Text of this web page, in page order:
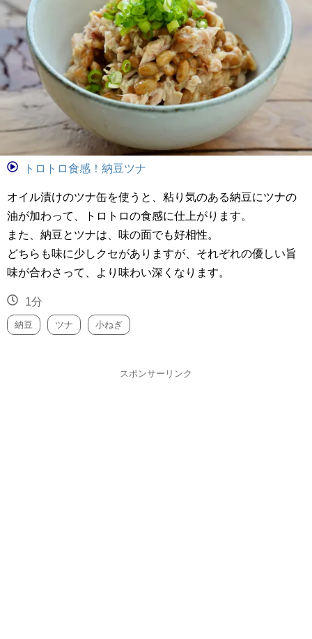
トロトロ食感！納豆ツナ
オイル漬けのツナ缶を使うと、粘り気のある納豆にツナの
油が加わって、トロトロの食感に仕上がります。
また、納豆とツナは、味の面でも好相性。
どちらも味に少しクセがありますが、それぞれの優しい旨
味が合わさって、より味わい深くなります。
1分
納豆 ツナ 小ねぎ
スポンサーリンク